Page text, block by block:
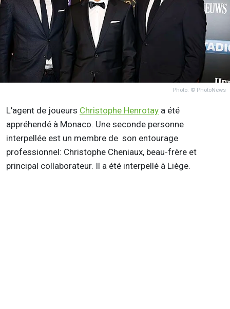
Photo: © PhotoNews
L’agent de joueurs Christophe Henrotay a été
appréhendé à Monaco. Une seconde personne
interpellée est un membre de son entourage
professionnel: Christophe Cheniaux, beau-frère et
principal collaborateur. Il a été interpellé à Liège.